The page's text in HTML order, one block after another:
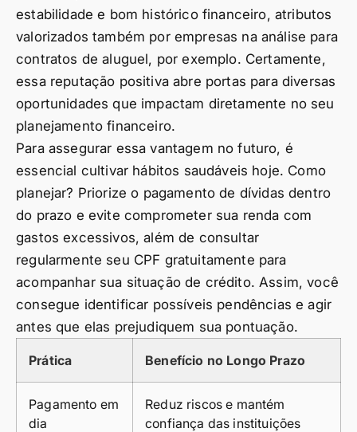
estabilidade e bom histórico financeiro, atributos
valorizados também por empresas na análise para
contratos de aluguel, por exemplo. Certamente,
essa reputação positiva abre portas para diversas
oportunidades que impactam diretamente no seu
planejamento financeiro.
Para assegurar essa vantagem no futuro, é
essencial cultivar hábitos saudáveis hoje. Como
planejar? Priorize o pagamento de dívidas dentro
do prazo e evite comprometer sua renda com
gastos excessivos, além de consultar
regularmente seu CPF gratuitamente para
acompanhar sua situação de crédito. Assim, você
consegue identificar possíveis pendências e agir
antes que elas prejudiquem sua pontuação.
Prática Benefício no Longo Prazo
Pagamento em
dia
Reduz riscos e mantém
confiança das instituições